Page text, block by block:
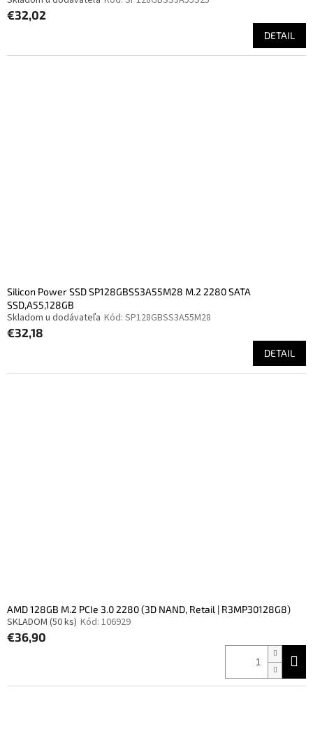
€32,02
DETAIL
Silicon Power SSD SP128GBSS3A55M28 M.2 2280 SATA
SSD,A55,128GB
Skladom u dodávateľa Kód: SP128GBSS3A55M28
€32,18
DETAIL
AMD 128GB M.2 PCIe 3.0 2280 (3D NAND, Retail | R3MP30128G8)
SKLADOM (50 ks) Kód: 106929
€36,90